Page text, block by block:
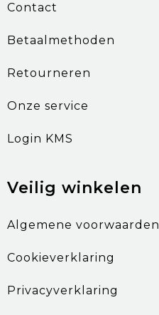
Contact
Betaalmethoden
Retourneren
Onze service
Login KMS
Veilig winkelen
Algemene voorwaarden
Cookieverklaring
Privacyverklaring